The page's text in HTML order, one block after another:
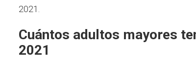
2021.
Cuántos adultos mayores
2021